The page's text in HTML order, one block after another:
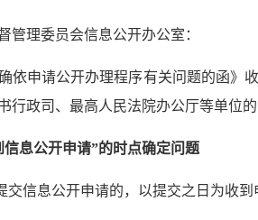
管理委员会信息公开办公室：
依申请公开办理程序有关问题的函
行政司、最高人民法院办公厅等单位的
信息公开申请”的时点确定问题
交信息公开申请的，以提交之日为收到